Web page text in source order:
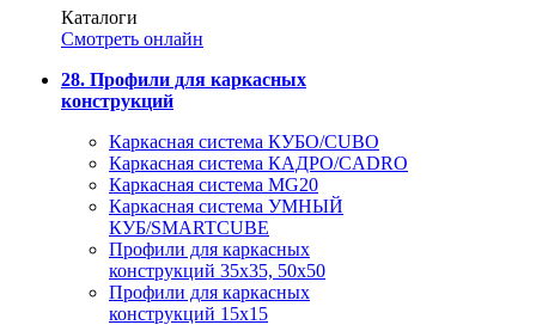
Каталоги
Смотреть онлайн
28. Профили для каркасных
конструкций
Каркасная система КУБО/CUBO
Каркасная система КАДРО/CADRO
Каркасная система MG20
Каркасная система УМНЫЙ
КУБ/SMARTCUBE
Профили для каркасных
конструкций 35x35, 50x50
Профили для каркасных
конструкций 15х15